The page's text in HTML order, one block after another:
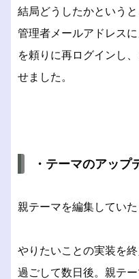
結局どうしたかという
管理者メールアドレス
を頼りに再ログインし
せました。
・テーマのアップ
親テーマを編集していた
やりたいことの実装を
過ごして数日後。親テ